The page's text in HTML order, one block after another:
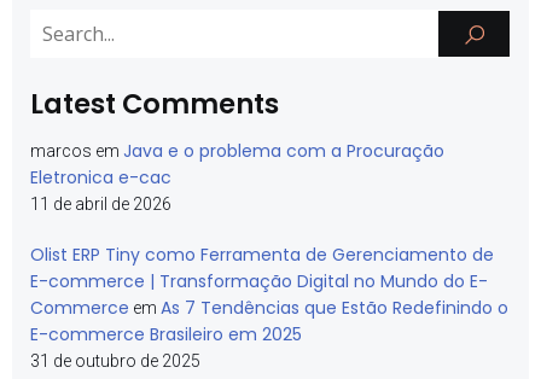
Latest Comments
marcos em Java e o problema com a Procuração
Eletronica e-cac
11 de abril de 2026
Olist ERP Tiny como Ferramenta de Gerenciamento de
E-commerce | Transformação Digital no Mundo do E-
Commerce em As 7 Tendências que Estão Redefinindo o
E-commerce Brasileiro em 2025
31 de outubro de 2025